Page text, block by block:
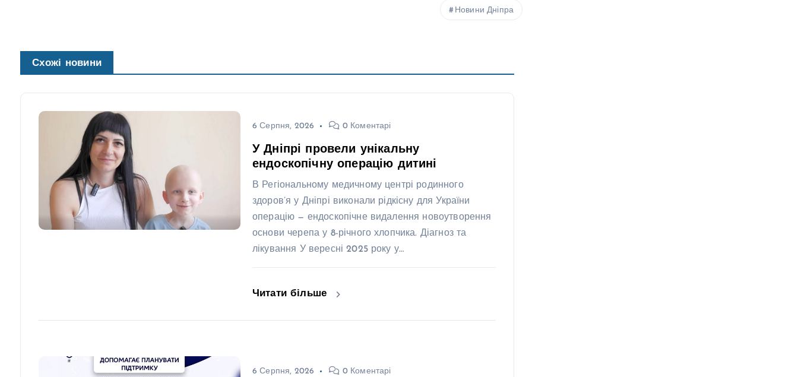
Новини Дніпра
Схожі новини
6 Серпня, 2026 0 Коментарі
У Дніпрі провели унікальну
ендоскопічну операцію дитині
В Регіональному медичному центрі родинного
здоров’я у Дніпрі виконали рідкісну для України
операцію — ендоскопічне видалення новоутворення
основи черепа у 8-річного хлопчика. Діагноз та
лікування У вересні 2025 року у…
Читати більше
6 Серпня, 2026 0 Коментарі